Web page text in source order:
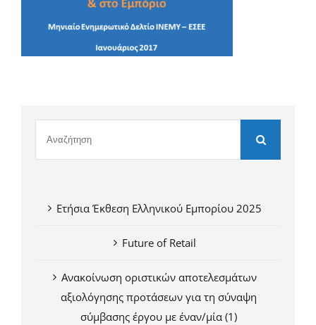
Ετήσια Έκθεση Ελληνικού Εμπορίου 2025
Future of Retail
Ανακοίνωση οριστικών αποτελεσμάτων
αξιολόγησης προτάσεων για τη σύναψη
σύμβασης έργου με έναν/μία (1)